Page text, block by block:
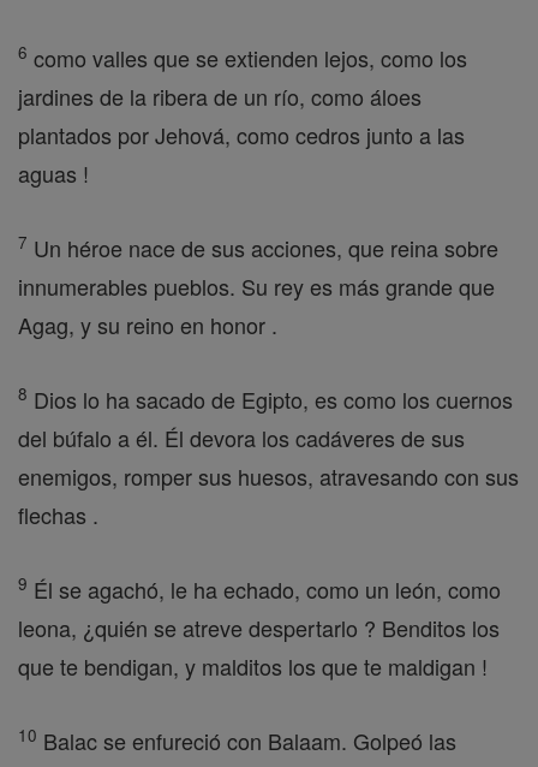
6 como valles que se extienden lejos, como los
jardines de la ribera de un río, como áloes
plantados por Jehová, como cedros junto a las
aguas !
7 Un héroe nace de sus acciones, que reina sobre
innumerables pueblos. Su rey es más grande que
Agag, y su reino en honor .
8 Dios lo ha sacado de Egipto, es como los cuernos
del búfalo a él. Él devora los cadáveres de sus
enemigos, romper sus huesos, atravesando con sus
flechas .
9 Él se agachó, le ha echado, como un león, como
leona, ¿quién se atreve despertarlo ? Benditos los
que te bendigan, y malditos los que te maldigan !
10 Balac se enfureció con Balaam. Golpeó las